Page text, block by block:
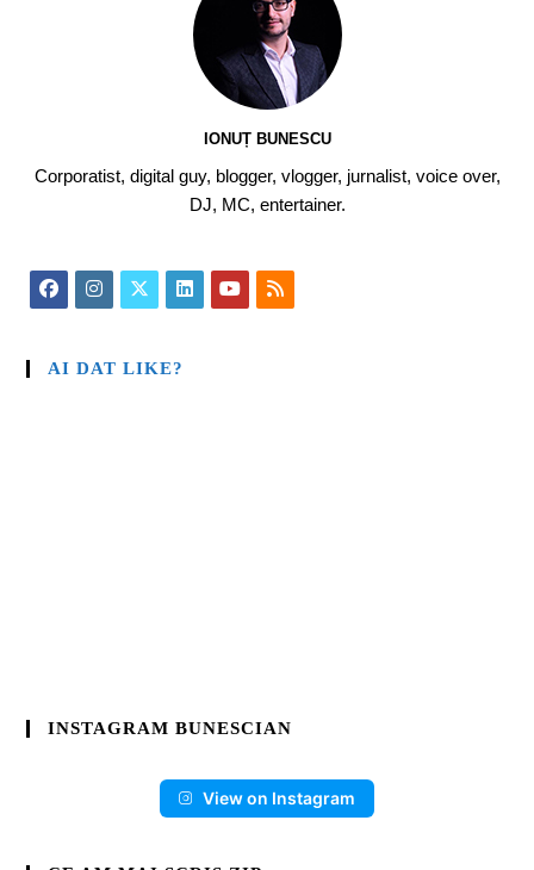
IONUȚ BUNESCU
Corporatist, digital guy, blogger, vlogger, jurnalist, voice over,
DJ, MC, entertainer.
AI DAT LIKE?
INSTAGRAM BUNESCIAN
View on Instagram